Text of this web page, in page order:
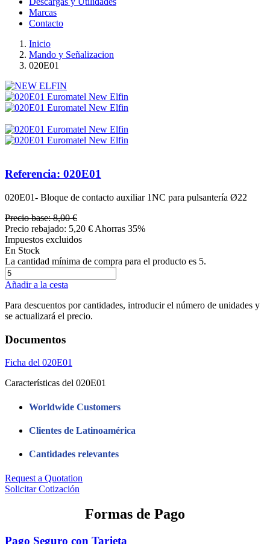
Marcas
Contacto
Inicio
Mando y Señalizacion
020E01
Referencia: 020E01
020E01- Bloque de contacto auxiliar 1NC para pulsantería Ø22
Precio base:8,00 €
Precio rebajado: 5,20 € Ahorras 35%
Impuestos excluidos
En Stock
La cantidad mínima de compra para el producto es 5.
Añadir a la cesta
Para descuentos por cantidades, introducir el número de unidades y
se actualizará el precio.
Documentos
Ficha del 020E01
Características del 020E01
Worldwide Customers
Clientes de Latinoamérica
Cantidades relevantes
Request a Quotation
Solicitar Cotización
Formas de Pago
Pago Seguro con Tarjeta